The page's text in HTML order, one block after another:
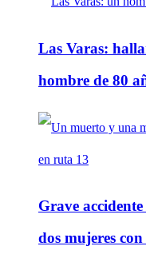
Las Varas:
hombre de 80
Grave
dos mujeres